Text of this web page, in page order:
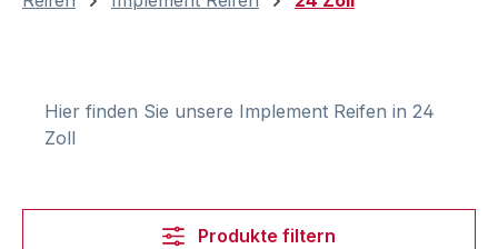
Hier finden Sie unsere Implement Reifen in 24
Zoll
Produkte filtern